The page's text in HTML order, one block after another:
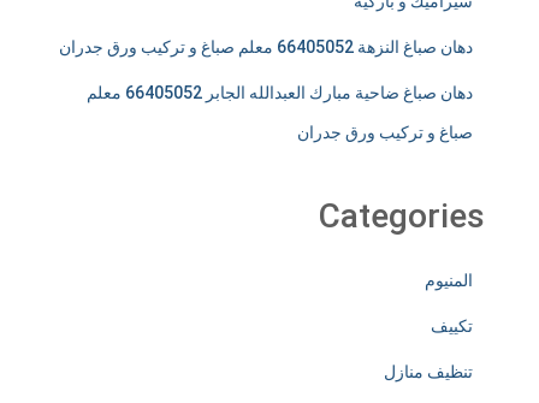
دهان صباغ النزهة 66405052 معلم صباغ و تركيب ورق جدران
دهان صباغ ضاحية مبارك العبدالله الجابر 66405052 معلم
صباغ و تركيب ورق جدران
Categories
المنيوم
تكييف
تنظيف منازل